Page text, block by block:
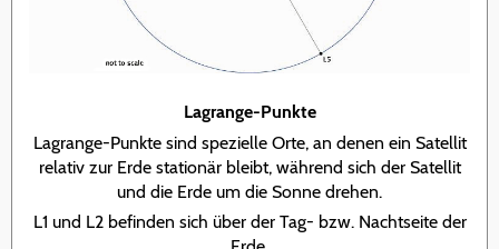
Lagrange-Punkte
Lagrange-Punkte sind spezielle Orte, an denen ein Satellit
relativ zur Erde stationär bleibt, während sich der Satellit
und die Erde um die Sonne drehen.
L1 und L2 befinden sich über der Tag- bzw. Nachtseite der